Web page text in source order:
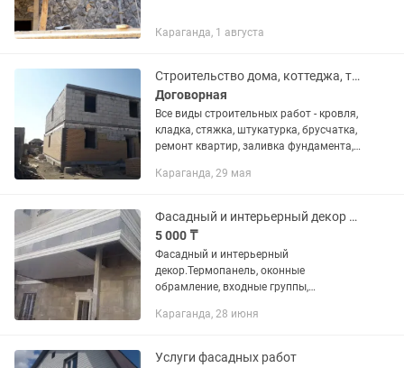
Караганда, 1 августа
Строительство дома, коттеджа, таунхауса,ремонт под ключ, по дизайн проекту
Договорная
Все виды строительных работ - кровля,
кладка, стяжка, штукатурка, брусчатка,
ремонт квартир, заливка фундамента,
сложности, современным дизайном,
Караганда, 29 мая
Фасадный и интерьерный декор потолочные розетки, кессоны, молдинги, уголки
5 000 ₸
Фасадный и интерьерный
декор.Термопанель, оконные
обрамление, входные группы,
балюстрады и т.д. из пенополистирола
плинтуса,каминные...
Караганда, 28 июня
Услуги фасадных работ